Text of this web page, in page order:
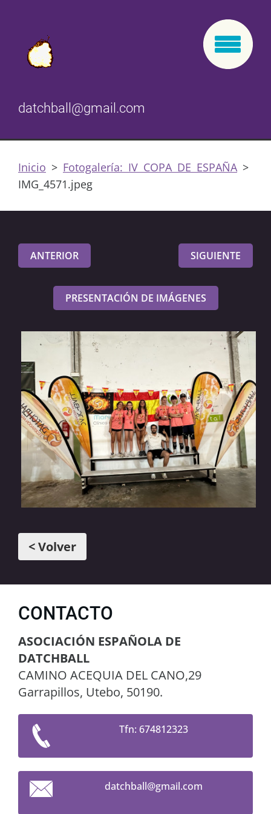
datchball@gmail.com
Inicio > Fotogalería: IV COPA DE ESPAÑA >
IMG_4571.jpeg
ANTERIOR SIGUIENTE
PRESENTACIÓN DE IMÁGENES
< Volver
CONTACTO
ASOCIACIÓN ESPAÑOLA DE
DATCHBALL
CAMINO ACEQUIA DEL CANO,29
Garrapillos, Utebo, 50190.
Tfn: 674812323
datchball@gmail.com